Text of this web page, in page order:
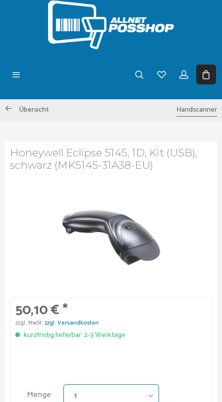
Übersicht Handscanner
Honeywell Eclipse 5145, 1D, Kit (USB),
schwarz (MK5145-31A38-EU)
50,10 € *
zzgl. MwSt. zzgl. Versandkosten
kurzfristig lieferbar: 2-3 Werktage
Menge